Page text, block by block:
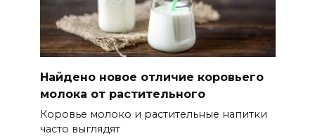
Найдено новое отличие коровьего
молока от растительного
Коровье молоко и растительные напитки
часто выглядят